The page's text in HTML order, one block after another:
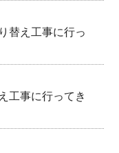
替え工事に行っ
工事に行ってき